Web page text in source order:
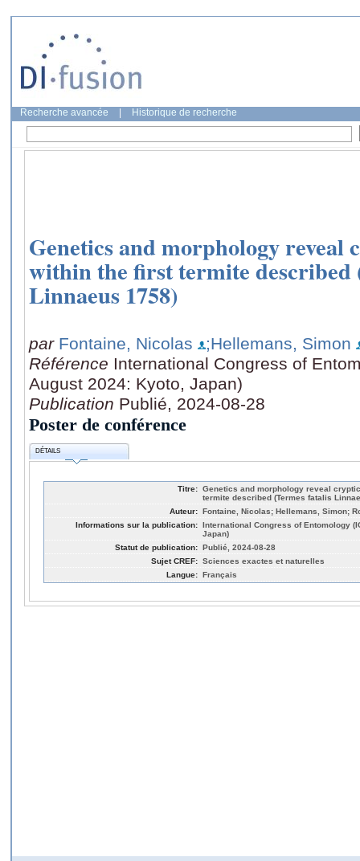
Recherche avancée Historique de recherche
Genetics and morphology reveal
within the first termite described
Linnaeus 1758)
par Fontaine, Nicolas
;Hellemans, Simon
Référence International Congress of
August 2024: Kyoto, Japan)
Publication Publié, 2024-08-28
Poster de conférence
DÉTAILS
Titre: Genetics and morphology reveal
termite described (Termes fatalis
Auteur: Fontaine, Nicolas; Hellemans, Simon;
Informations sur la publication: International Congress of Entomology
Japan)
Statut de publication: Publié, 2024-08-28
Sujet CREF: Sciences exactes et naturelles
Langue: Français